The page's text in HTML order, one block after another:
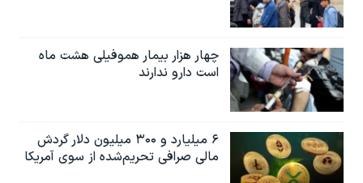
چهار هزار بیمار هموفیلی هشت ماه
است دارو ندارند
۶ میلیارد و ۳۰۰ میلیون دلار گردش
مالی صرافی تحریم‌شده از سوی آمریکا